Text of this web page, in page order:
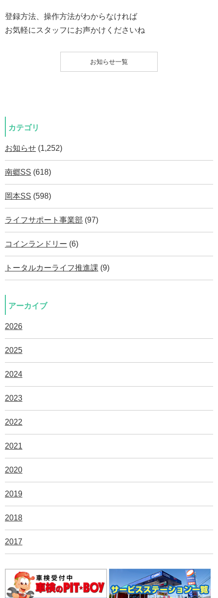
登録方法、操作方法がわからなければ
お気軽にスタッフにお声かけくださいね
お知らせ一覧
カテゴリ
お知らせ (1,252)
南郷SS (618)
岡本SS (598)
ライフサポート事業部 (97)
コインランドリー (6)
トータルカーライフ推進課 (9)
アーカイブ
2026
2025
2024
2023
2022
2021
2020
2019
2018
2017